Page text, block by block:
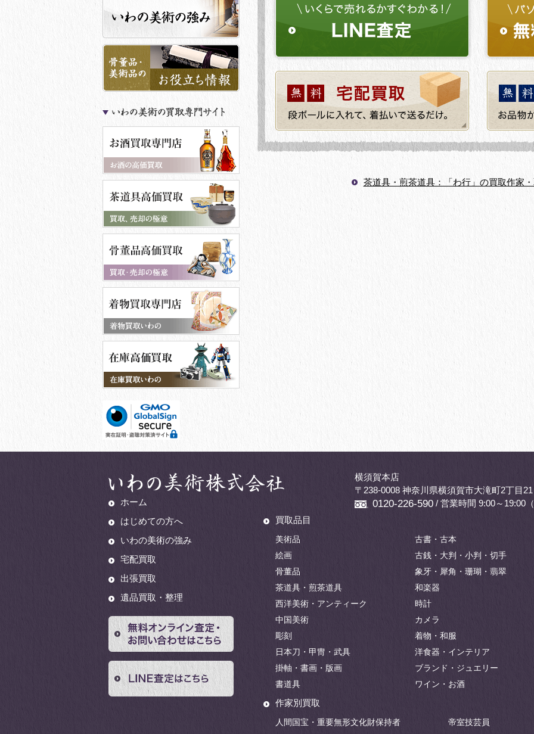
茶道具・煎茶道具：「わ行」の買取作家
横須賀本店
〒238-0008 神奈川県横須賀市大滝町2丁目21
0120-226-590 / 営業時間 9:00～19:00
ホーム
はじめての方へ
いわの美術の強み
宅配買取
出張買取
遺品買取・整理
買取品目
美術品
絵画
骨董品
茶道具・煎茶道具
西洋美術・アンティーク
中国美術
彫刻
日本刀・甲冑・武具
掛軸・書画・版画
書道具
古書・古本
古銭・大判・小判・切手
象牙・犀角・珊瑚・翡翠
和楽器
時計
カメラ
着物・和服
洋食器・インテリア
ブランド・ジュエリー
ワイン・お酒
作家別買取
人間国宝・重要無形文化財保持者
帝室技芸員